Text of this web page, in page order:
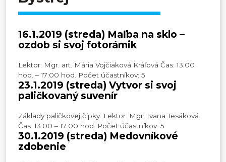
16.1.2019 (streda) Maľba na sklo –
ozdob si svoj fotorámik
Lektor: Mgr. art. Mária Vojčiaková Kráľová Čas: 13:00
hod. – 17:00 hod. Počet účastníkov: 5
23.1.2019 (streda) Vytvor si svoj
paličkovaný suvenír
Základy paličkovej čipky. Lektor: Mgr. Ivana Tesáková
Čas: 13:00 – 17:00 hod. Počet účastníkov: 5
30.1.2019 (streda) Medovníkové
zdobenie